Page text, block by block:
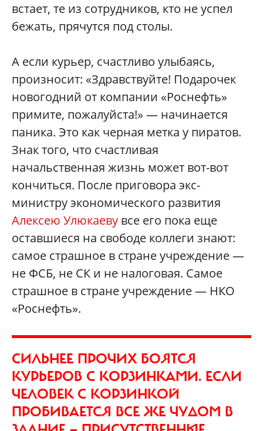
встает, те из сотрудников, кто не успел
бежать, прячутся под столы.
А если курьер, счастливо улыбаясь,
произносит: «Здравствуйте! Подарочек
новогодний от компании «Роснефть»
примите, пожалуйста!» — начинается
паника. Это как черная метка у пиратов.
Знак того, что счастливая
начальственная жизнь может вот-вот
кончиться. После приговора экс-
министру экономического развития
Алексею Улюкаеву все его пока еще
оставшиеся на свободе коллеги знают:
самое страшное в стране учреждение —
не ФСБ, не СК и не налоговая. Самое
страшное в стране учреждение — НКО
«Роснефть».
СИЛЬНЕЕ ПРОЧИХ БОЯТСЯ
КУРЬЕРОВ С КОРЗИНКАМИ. ЕСЛИ
ЧЕЛОВЕК С КОРЗИНКОЙ
ПРОБИВАЕТСЯ ВСЕ ЖЕ ЧУДОМ В